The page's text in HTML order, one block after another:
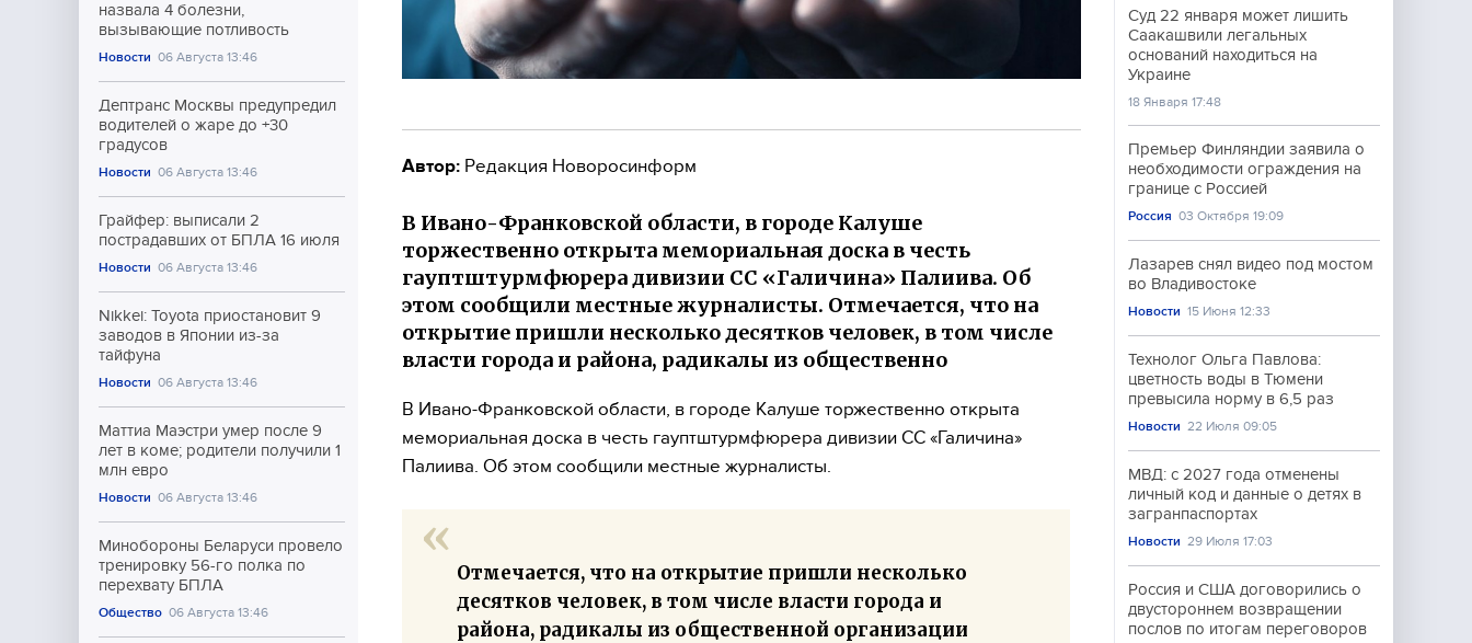
назвала 4 болезни,
вызывающие потливость
Новости 06 Августа 13:46
Дептранс Москвы предупредил
водителей о жаре до +30
градусов
Новости 06 Августа 13:46
Грайфер: выписали 2
пострадавших от БПЛА 16 июля
Новости 06 Августа 13:46
Nikkei: Toyota приостановит 9
заводов в Японии из-за
тайфуна
Новости 06 Августа 13:46
Маттиа Маэстри умер после 9
лет в коме; родители получили 1
млн евро
Новости 06 Августа 13:46
Минобороны Беларуси провело
тренировку 56-го полка по
перехвату БПЛА
Общество 06 Августа 13:46
Автор: Редакция Новоросинформ
В Ивано-Франковской области, в городе Калуше
торжественно открыта мемориальная доска в честь
гауптштурмфюрера дивизии СС «Галичина» Палиива. Об
этом сообщили местные журналисты. Отмечается, что на
открытие пришли несколько десятков человек, в том числе
власти города и района, радикалы из общественно
В Ивано-Франковской области, в городе Калуше торжественно открыта
мемориальная доска в честь гауптштурмфюрера дивизии СС «Галичина»
Палиива. Об этом сообщили местные журналисты.
Отмечается, что на открытие пришли несколько
десятков человек, в том числе власти города и
района, радикалы из общественной организации
Суд 22 января может лишить
Саакашвили легальных
оснований находиться на
Украине
18 Января 17:48
Премьер Финляндии заявила о
необходимости ограждения на
границе с Россией
Россия 03 Октября 19:09
Лазарев снял видео под мостом
во Владивостоке
Новости 15 Июня 12:33
Технолог Ольга Павлова:
цветность воды в Тюмени
превысила норму в 6,5 раз
Новости 22 Июля 09:05
МВД: с 2027 года отменены
личный код и данные о детях в
загранпаспортах
Новости 29 Июля 17:03
Россия и США договорились о
двустороннем возвращении
послов по итогам переговоров